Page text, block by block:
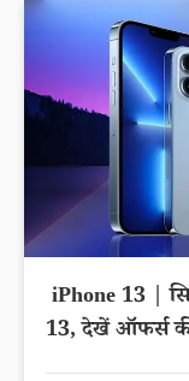
iPhone 13 |
13, देखें ऑफर्स